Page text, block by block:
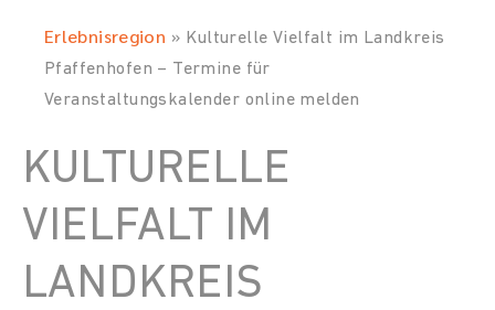
Erlebnisregion » Kulturelle Vielfalt im Landkreis
Pfaffenhofen – Termine für
Veranstaltungskalender online melden
KULTURELLE
VIELFALT IM
LANDKREIS